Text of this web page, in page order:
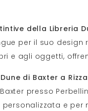
della Libreria
per il suo
e agli oggetti,
di Baxter a
presso
e